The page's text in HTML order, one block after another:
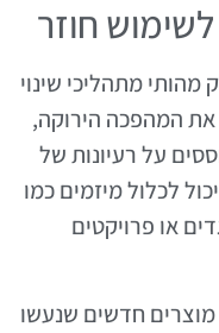
חוזר
מהותי מתהליכי שינוי
המהפכה הירוקה,
על רעיונות של
לכלול מיזמים כמו
או פרויקטים
מוצרים חדשים שנעשו